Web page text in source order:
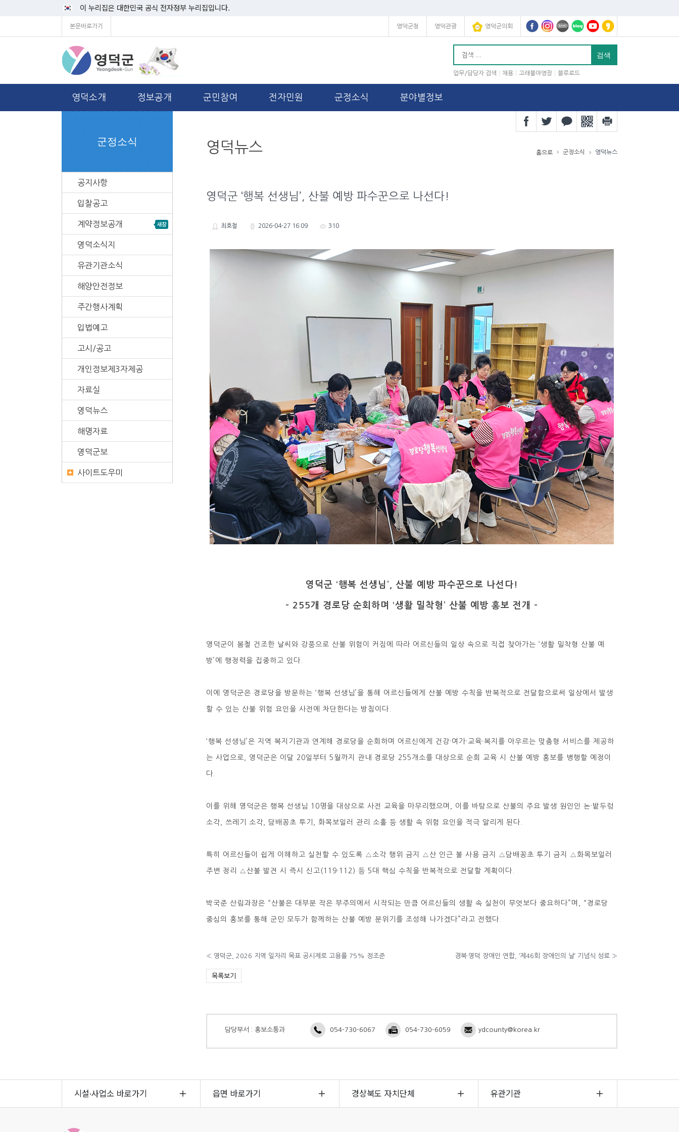
이 누리집은 대한민국 공식 전자정부 누리집입니다.
본문바로가기 영덕군청 영덕관광 영덕군의회
업무/담당자 검색 채용 고래불야영장 블루로드
영덕소개 정보공개 군민참여 전자민원 군정소식 분야별정보
영덕뉴스 홈으로 군정소식 영덕뉴스
영덕군 ‘행복 선생님’, 산불 예방 파수꾼으로 나선다!
최호철 2026-04-27 16:09 310
영덕군 ‘행복 선생님’, 산불 예방 파수꾼으로 나선다!
- 255개 경로당 순회하며 ‘생활 밀착형’ 산불 예방 홍보 전개 -
영덕군이 봄철 건조한 날씨와 강풍으로 산불 위험이 커짐에 따라 어르신들의 일상 속으로 직접 찾아가는 ‘생활 밀착형 산불 예
방’에 행정력을 집중하고 있다.
이에 영덕군은 경로당을 방문하는 ‘행복 선생님’을 통해 어르신들에게 산불 예방 수칙을 반복적으로 전달함으로써 일상에서 발생
할 수 있는 산불 위험 요인을 사전에 차단한다는 방침이다.
‘행복 선생님’은 지역 복지기관과 연계해 경로당을 순회하며 어르신에게 건강·여가·교육·복지를 아우르는 맞춤형 서비스를 제공하
는 사업으로, 영덕군은 이달 20일부터 5월까지 관내 경로당 255개소를 대상으로 순회 교육 시 산불 예방 홍보를 병행할 예정이
다.
이를 위해 영덕군은 행복 선생님 10명을 대상으로 사전 교육을 마무리했으며, 이를 바탕으로 산불의 주요 발생 원인인 논·밭두렁
소각, 쓰레기 소각, 담배꽁초 투기, 화목보일러 관리 소홀 등 생활 속 위험 요인을 적극 알리게 된다.
특히 어르신들이 쉽게 이해하고 실천할 수 있도록 △소각 행위 금지 △산 인근 불 사용 금지 △담배꽁초 투기 금지 △화목보일러
주변 정리 △산불 발견 시 즉시 신고(119·112) 등 5대 핵심 수칙을 반복적으로 전달할 계획이다.
박국준 산림과장은 “산불은 대부분 작은 부주의에서 시작되는 만큼 어르신들의 생활 속 실천이 무엇보다 중요하다”며, “경로당
중심의 홍보를 통해 군민 모두가 함께하는 산불 예방 분위기를 조성해 나가겠다”라고 전했다.
« 영덕군, 2026 지역 일자리 목표 공시제로 고용률 75% 정조준 경북·영덕 장애인 연합, ‘제46회 장애인의 날’ 기념식 성료 »
목록보기
담당부서 : 홍보소통과 054-730-6067 054-730-6059 ydcounty@korea.kr
군정소식
공지사항
입찰공고
계약정보공개
영덕소식지
유관기관소식
해양안전정보
주간행사계획
입법예고
고시/공고
개인정보제3자제공
자료실
영덕뉴스
해명자료
영덕군보
사이트도우미
시설·사업소 바로가기 읍면 바로가기 경상북도 자치단체 유관기관